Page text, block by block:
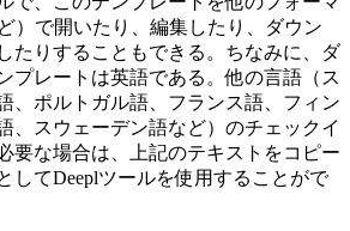
）で開いたり、編集したり、ダウン
たりすることもできる。ちなみに、ダ
プレートは英語である。他の言語（ス
、ポルトガル語、フランス語、フィン
、スウェーデン語など）のチェックイ
要な場合は、上記のテキストをコピー
してDeeplツールを使用することがで